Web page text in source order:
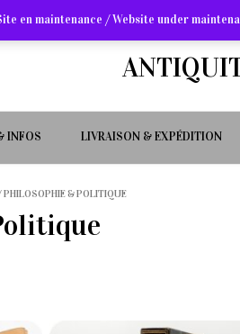
INFOS LIVRAISON & EXPÉDITION
PHILOSOPHIE & POLITIQUE
en maintenance / Website under